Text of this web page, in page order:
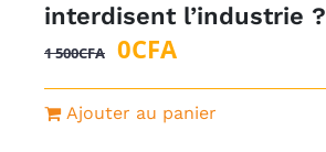
interdisent l’industrie ?
1 500CFA
Le
prix
initial
0CFALe
prix
actuel
Ajouter au panier